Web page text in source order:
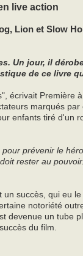
live action
Lion et Slow
Un jour, il
de ce livre
écrivait Première
marqués
enfants tiré d'un
prévenir le
doit rester au
succès, qui eu
notoriété
devenue un tube
du film.